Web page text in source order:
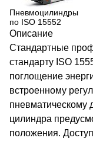
Пневмоцилиндры
по ISO 15552
Описание
Стандартные
стандарту ISO
поглощение
встроенному
цилиндра
положения.